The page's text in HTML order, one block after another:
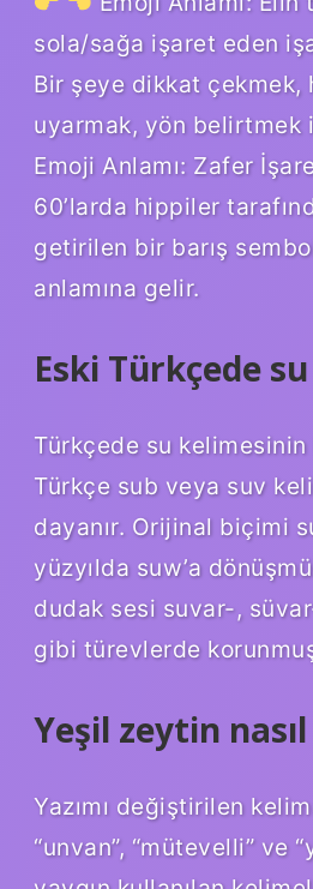
sola/sağa işaret eden
Bir şeye dikkat çekmek,
uyarmak, yön belirtmek
Emoji Anlamı: Zafer
60’larda hippiler
getirilen bir barış
anlamına gelir.
Eski Türkçede
Türkçede su kelimesinin
Türkçe sub veya suv
dayanır. Orijinal biçimi
yüzyılda suw’a
dudak sesi suvar-,
gibi türevlerde
Yeşil zeytin nasıl
Yazımı değiştirilen
“unvan”, “mütevelli” ve